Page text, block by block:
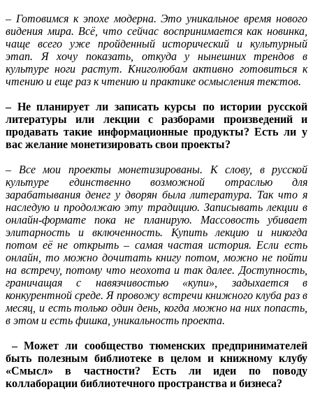
– Готовимся к эпохе модерна. Это уникальное время нового
видения мира. Всё, что сейчас воспринимается как новинка,
чаще всего уже пройденный исторический и культурный
этап. Я хочу показать, откуда у нынешних трендов в
культуре ноги растут. Книголюбам активно готовиться к
чтению и еще раз к чтению и практике осмысления текстов.
– Не планирует ли записать курсы по истории русской
литературы или лекции с разборами произведений и
продавать такие информационные продукты? Есть ли у
вас желание монетизировать свои проекты?
– Все мои проекты монетизированы. К слову, в русской
культуре единственно возможной отраслью для
зарабатывания денег у дворян была литература. Так что я
наследую и продолжаю эту традицию. Записывать лекции в
онлайн-формате пока не планирую. Массовость убивает
элитарность и включенность. Купить лекцию и никогда
потом её не открыть – самая частая история. Если есть
онлайн, то можно дочитать книгу потом, можно не пойти
на встречу, потому что неохота и так далее. Доступность,
граничащая с навязчивостью «купи», задыхается в
конкурентной среде. Я провожу встречи книжного клуба раз в
месяц, и есть только один день, когда можно на них попасть,
в этом и есть фишка, уникальность проекта.
– Может ли сообщество тюменских предпринимателей
быть полезным библиотеке в целом и книжному клубу
«Смысл» в частности? Есть ли идеи по поводу
коллаборации библиотечного пространства и бизнеса?